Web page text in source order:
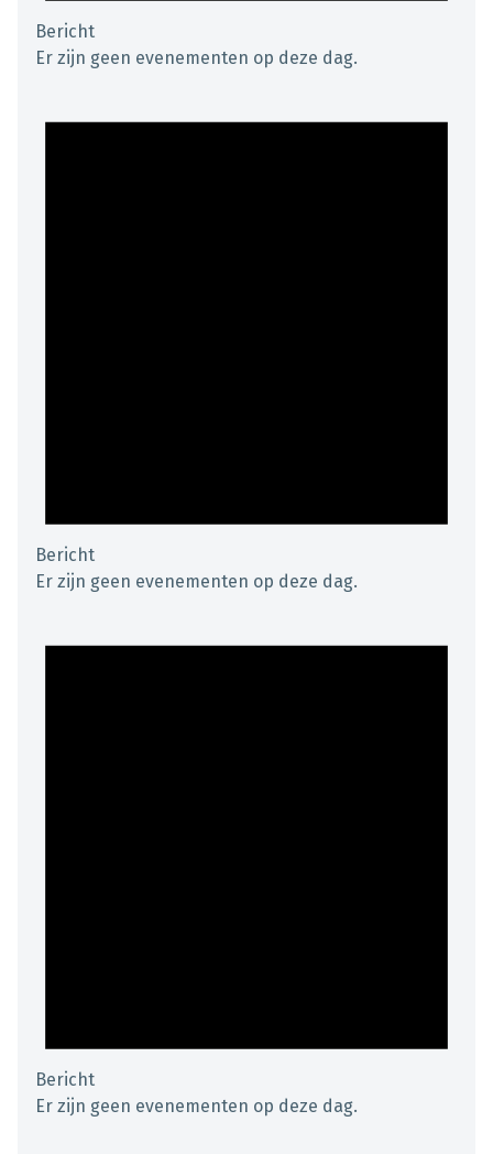
Bericht
Er zijn geen evenementen op deze dag.
Bericht
Er zijn geen evenementen op deze dag.
Bericht
Er zijn geen evenementen op deze dag.